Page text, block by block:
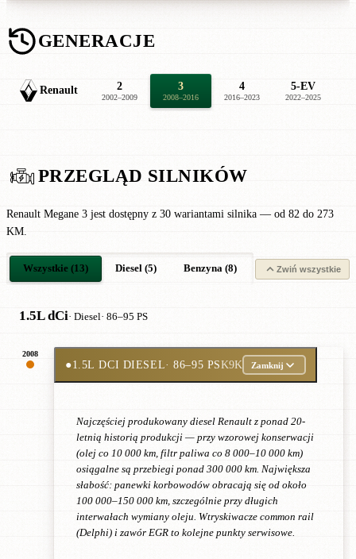
GENERACJE
Renault 2
2002–2009
3
2008–2016
4
2016–2023
5-EV
2022–2025
PRZEGLĄD SILNIKÓW
Renault Megane 3 jest dostępny z 30 wariantami silnika — od 82 do 273
KM.
Wszystkie (13) Diesel (5) Benzyna (8) Zwiń wszystkie
1.5L dCi· Diesel· 86–95 PS
2008
●1.5L DCI DIESEL· 86–95 PSK9K Zamknij
Najczęściej produkowany diesel Renault z ponad 20-
letnią historią produkcji — przy wzorowej konserwacji
(olej co 10 000 km, filtr paliwa co 8 000–10 000 km)
osiągalne są przebiegi ponad 300 000 km. Największa
słabość: panewki korbowodów obracają się od około
100 000–150 000 km, szczególnie przy długich
interwałach wymiany oleju. Wtryskiwacze common rail
(Delphi) i zawór EGR to kolejne punkty serwisowe.